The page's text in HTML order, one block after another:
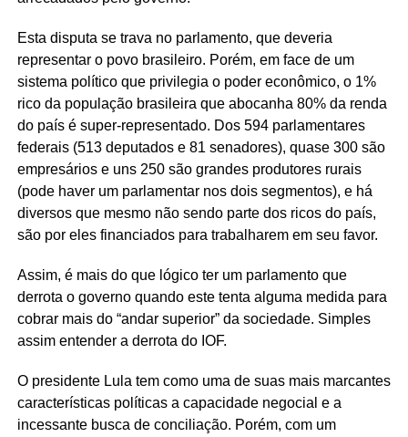
Esta disputa se trava no parlamento, que deveria
representar o povo brasileiro. Porém, em face de um
sistema político que privilegia o poder econômico, o 1%
rico da população brasileira que abocanha 80% da renda
do país é super-representado. Dos 594 parlamentares
federais (513 deputados e 81 senadores), quase 300 são
empresários e uns 250 são grandes produtores rurais
(pode haver um parlamentar nos dois segmentos), e há
diversos que mesmo não sendo parte dos ricos do país,
são por eles financiados para trabalharem em seu favor.
Assim, é mais do que lógico ter um parlamento que
derrota o governo quando este tenta alguma medida para
cobrar mais do “andar superior” da sociedade. Simples
assim entender a derrota do IOF.
O presidente Lula tem como uma de suas mais marcantes
características políticas a capacidade negocial e a
incessante busca de conciliação. Porém, com um